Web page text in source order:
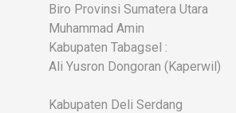
Biro Provinsi Sumatera Utara
Muhammad Amin
Kabupaten Tabagsel :
Ali Yusron Dongoran (Kaperwil)
Kabupaten Deli Serdang